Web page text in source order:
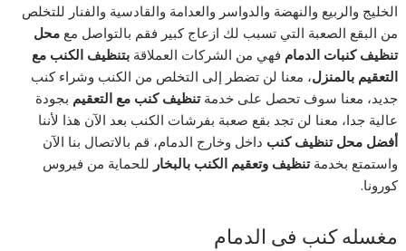
الخليج والربيع والنهضة والدواسر والعدامة والقادسية والفنار للتخلص
من البقع الصعبة التي تسبب لك ازعاج كبير فقم بالتواصل معمحل
تنظيف كنبات الدمام فهي من الشركات العملاقةبتنظيف الكنب مع
التعقيم بالمنزل، معنا لن تضطر إلى التخلص من الكنب وشراء كنب
جديد، معنا سوف تحصل على خدمةتنظيف كنب مع التعقيم بجودة
عالية جدا، معنا لن تجد بقع صعبة بفرشات الكنب بعد الآن هذا لأننا
أفضل محل تنظيف كنب داخل وخارج الدمام، قم بالاتصال بنا الآن
واستمتع بخدمةتنظيف وتعقيم الكنب بالبخار للحماية من فيروس
كورونا.
مغسله كنب فى الدمام